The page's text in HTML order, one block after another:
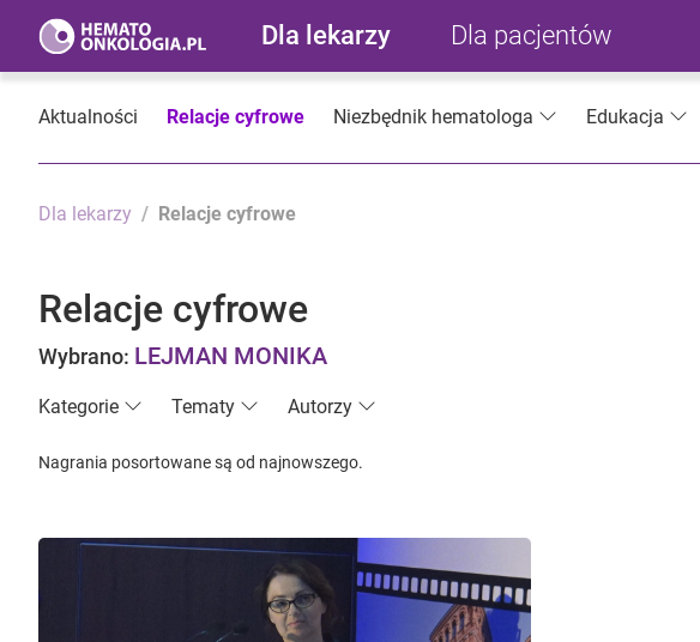
Dla lekarzy Dla pacjentów
Aktualności Relacje cyfrowe Niezbędnik hematologa Edukacja
Dla lekarzy Relacje cyfrowe
Relacje cyfrowe
Wybrano: LEJMAN MONIKA
Kategorie Tematy Autorzy
Nagrania posortowane są od najnowszego.